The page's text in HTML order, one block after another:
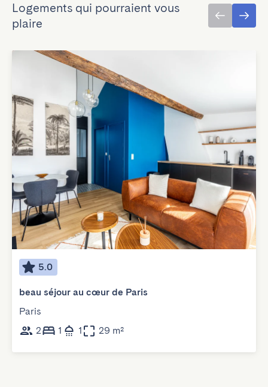
Logements qui pourraient vous
plaire
5.0
beau séjour au cœur de Paris
Paris
2
1 1 29 m²